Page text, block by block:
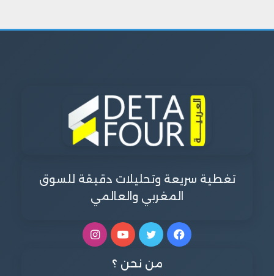
تغطية سريعة وتحليلات دقيقة للسوق
المغربي والعالمي
فيسبوكتويتر يوتيوبانستقرام
من نحن ؟